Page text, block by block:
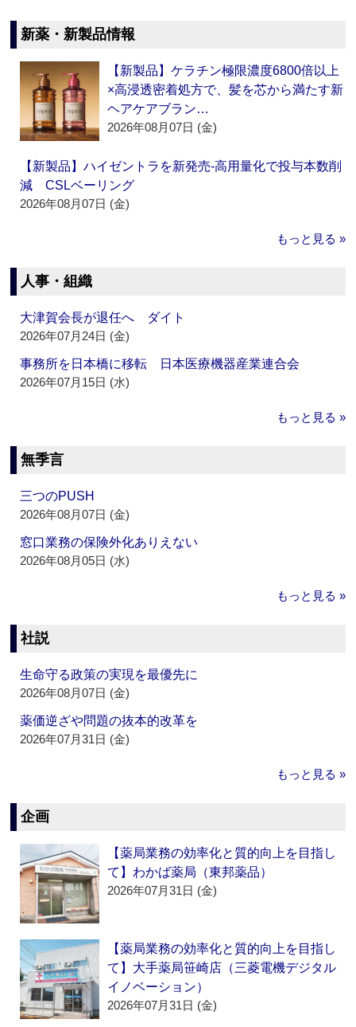
新薬・新製品情報
【新製品】ケラチン極限濃度6800倍以上
×高浸透密着処方で、髪を芯から満たす新
ヘアケアブラン…
2026年08月07日 (金)
【新製品】ハイゼントラを新発売‐高用量化で投与本数削
減 CSLベーリング
2026年08月07日 (金)
もっと見る »
人事・組織
大津賀会長が退任へ ダイト
2026年07月24日 (金)
事務所を日本橋に移転 日本医療機器産業連合会
2026年07月15日 (水)
もっと見る »
無季言
三つのPUSH
2026年08月07日 (金)
窓口業務の保険外化ありえない
2026年08月05日 (水)
もっと見る »
社説
生命守る政策の実現を最優先に
2026年08月07日 (金)
薬価逆ざや問題の抜本的改革を
2026年07月31日 (金)
もっと見る »
企画
【薬局業務の効率化と質的向上を目指し
て】わかば薬局（東邦薬品）
2026年07月31日 (金)
【薬局業務の効率化と質的向上を目指し
て】大手薬局笹崎店（三菱電機デジタル
イノベーション）
2026年07月31日 (金)